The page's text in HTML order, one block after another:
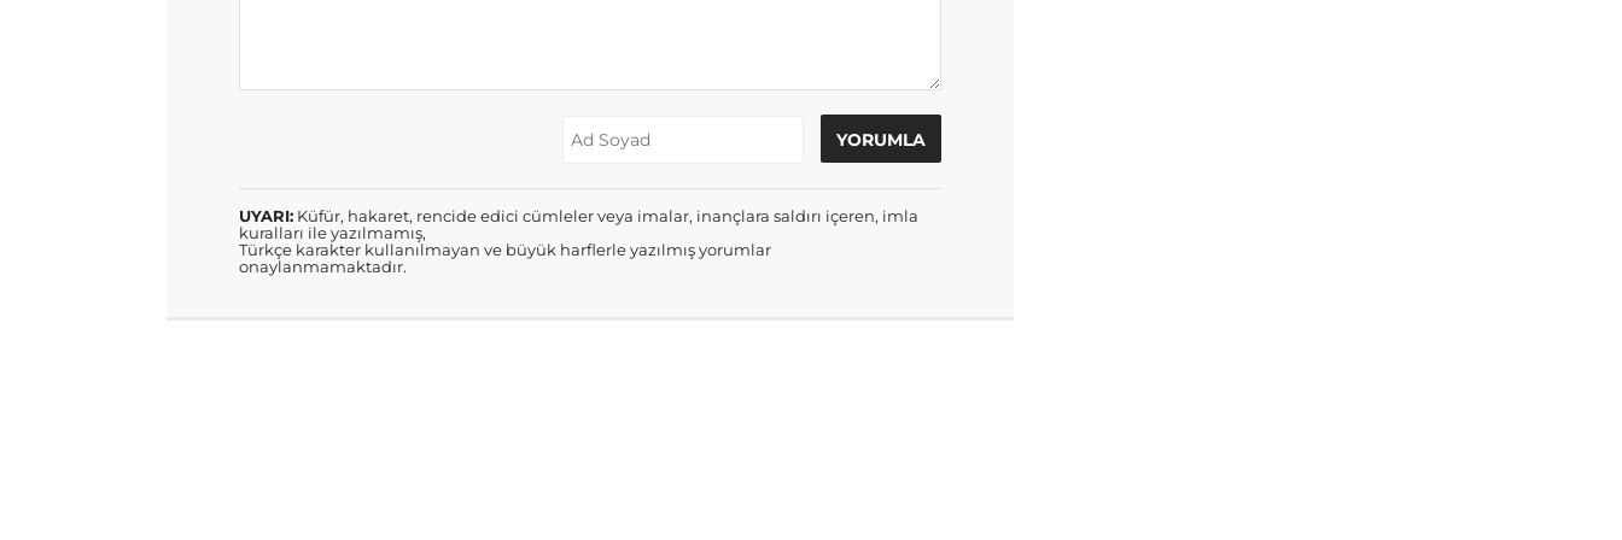
UYARI: Küfür, hakaret, rencide edici cümleler veya imalar, inançlara saldırı içeren, imla
kuralları ile yazılmamış,
Türkçe karakter kullanılmayan ve büyük harflerle yazılmış yorumlar
onaylanmamaktadır.